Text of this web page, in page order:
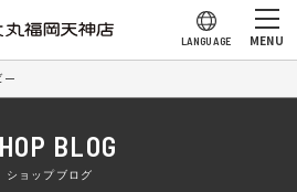
LANGUAGE MENU
ー
BLOG
ショップブログ